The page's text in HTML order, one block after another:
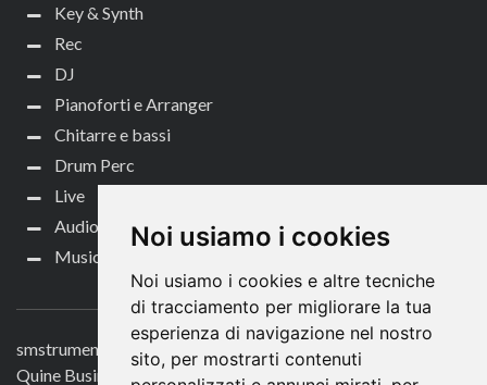
Noi usiamo i cookies
Noi usiamo i cookies e altre tecniche
di tracciamento per migliorare la tua
esperienza di navigazione nel nostro
sito, per mostrarti contenuti
Key & Synth
Rec
DJ
Pianoforti e Arranger
Chitarre e bassi
Drum Perc
Live
Audio per video
Music Life
CONTATTACI
smstrumentimusicali.it
Quine Business Publisher